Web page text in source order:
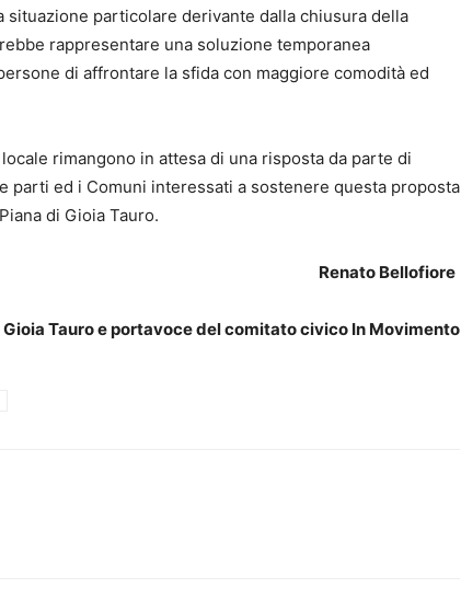
particolare derivante dalla chiusura della
rappresentare una soluzione temporanea
di affrontare la sfida con maggiore comodità ed
rimangono in attesa di una risposta da parte di
parti ed i Comuni interessati a sostenere questa proposta
di Gioia Tauro.
Renato Bellofiore
Tauro e portavoce del comitato civico In Movimento